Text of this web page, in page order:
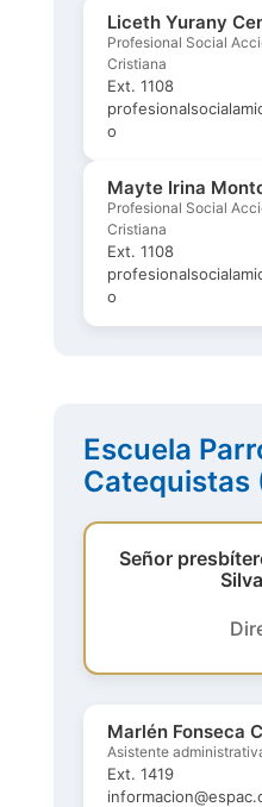
Liceth Yurany
Profesional Social
Cristiana
Ext. 1108
o
Mayte Irina
Profesional Social
Cristiana
Ext. 1108
o
Escuela
Catequistas
Señor
Marlén Fonseca
Asistente
Ext. 1419